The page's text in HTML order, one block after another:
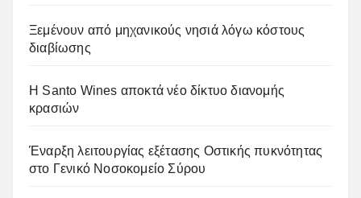
Ξεμένουν από μηχανικούς νησιά λόγω κόστους
διαβίωσης
Η Santo Wines αποκτά νέο δίκτυο διανομής
κρασιών
Έναρξη λειτουργίας εξέτασης Οστικής πυκνότητας
στο Γενικό Νοσοκομείο Σύρου